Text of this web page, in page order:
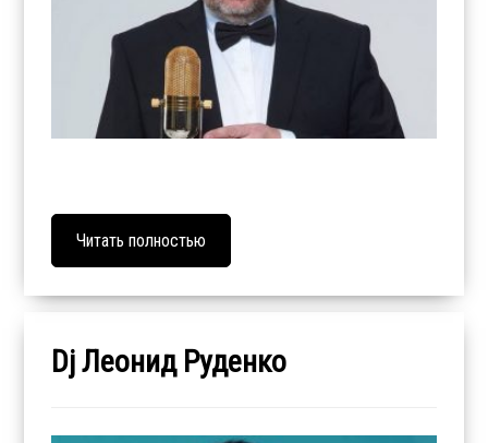
Читать полностью
Dj Леонид Руденко